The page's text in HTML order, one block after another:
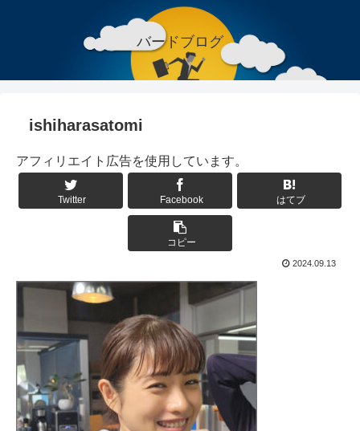
バードブログ
ishiharasatomi
アフィリエイト広告を使用しています。
Twitter Facebook はてブ
コピー
2024.09.13